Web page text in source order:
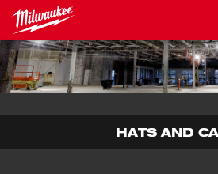
HATS AND